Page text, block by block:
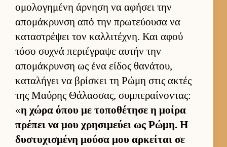
ομολογημένη άρ­νηση να αφήσει την
απομάκρυνση από την πρωτεύ­ουσα να
καταστρέψει τον καλ­λιτέχνη. Και αφού
τόσο συχνά περιέγραψε αυ­τήν την
απομάκρυνση ως ένα εί­δος θανάτου,
καταλήγει να βρίσκει τη Ρώμη στις ακτές
της Μαύ­ρης Θάλασ­σας, συμπεραί­νοντας:
«η χώρα όπου με τοποθέτησε η μοίρα
πρέπει να μου χρησιμεύει ως Ρώμη. Η
δυστυχισμένη μούσα μου αρ­κεί­ται σε